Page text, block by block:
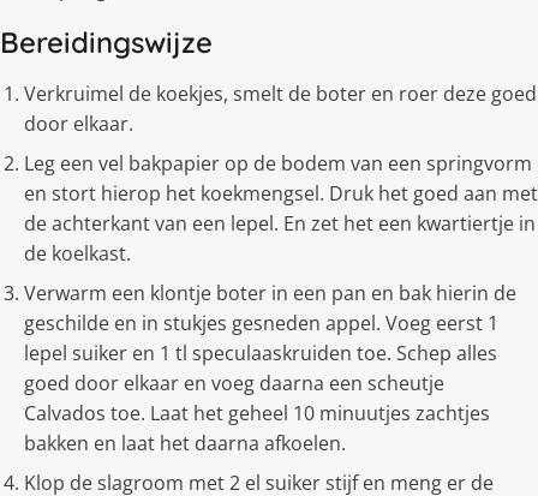
Bereidingswijze
Verkruimel de koekjes, smelt de boter en roer deze goed
door elkaar.
Leg een vel bakpapier op de bodem van een springvorm
en stort hierop het koekmengsel. Druk het goed aan met
de achterkant van een lepel. En zet het een kwartiertje in
de koelkast.
Verwarm een klontje boter in een pan en bak hierin de
geschilde en in stukjes gesneden appel. Voeg eerst 1
lepel suiker en 1 tl speculaaskruiden toe. Schep alles
goed door elkaar en voeg daarna een scheutje
Calvados toe. Laat het geheel 10 minuutjes zachtjes
bakken en laat het daarna afkoelen.
Klop de slagroom met 2 el suiker stijf en meng er de